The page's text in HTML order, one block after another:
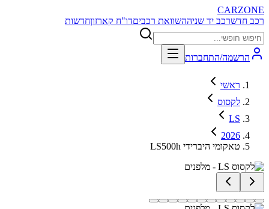
CARZONE
רכב חדשרכב יד שניההשוואת רכביםדו"ח קארזוןחדשות
הרשמה/התחברות
ראשי
לקסוס
LS
2026
LS500h טאקומי היברידי